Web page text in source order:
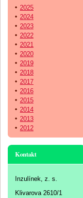
2025
2024
2023
2022
2021
2020
2019
2018
2017
2016
2015
2014
2013
2012
Kontakt
Inzulínek, z. s.
Klivarova 2610/1